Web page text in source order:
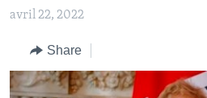
Skip
Search
FLASHPOINT IKRÈN
Learning English
avril 22, 2022
Share